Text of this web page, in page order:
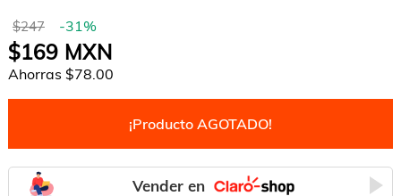
$247 -31%
$169MXN
Ahorras $78.00
¡Producto AGOTADO!
Vender en